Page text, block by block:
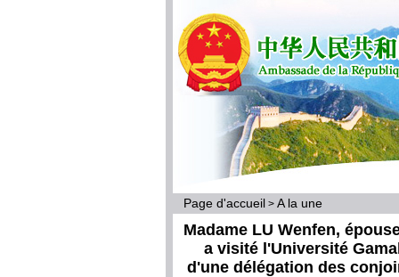
Page d'accueil > A la une
Madame LU Wenfen,
a visité l'Université
d'une délégation des